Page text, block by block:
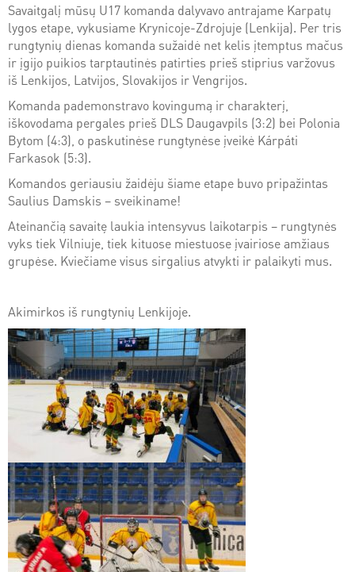
Savaitgalį mūsų U17 komanda dalyvavo antrajame Karpatų
lygos etape, vykusiame Krynicoje-Zdrojuje (Lenkija). Per tris
rungtynių dienas komanda sužaidė net kelis įtemptus mačus
ir įgijo puikios tarptautinės patirties prieš stiprius varžovus
iš Lenkijos, Latvijos, Slovakijos ir Vengrijos.
Komanda pademonstravo kovingumą ir charakterį,
iškovodama pergales prieš DLS Daugavpils (3:2) bei Polonia
Bytom (4:3), o paskutinėse rungtynėse įveikė Kárpáti
Farkasok (5:3).
Komandos geriausiu žaidėju šiame etape buvo pripažintas
Saulius Damskis – sveikiname!
Ateinančią savaitę laukia intensyvus laikotarpis – rungtynės
vyks tiek Vilniuje, tiek kituose miestuose įvairiose amžiaus
grupėse. Kviečiame visus sirgalius atvykti ir palaikyti mus.
Akimirkos iš rungtynių Lenkijoje.